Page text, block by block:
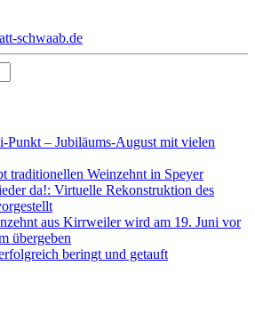
schwaab.de
Punkt – Jubiläums-August mit vielen
traditionellen Weinzehnt in Speyer
da!: Virtuelle Rekonstruktion des
aus Kirrweiler wird am 19. Juni vor
übergeben
beringt und getauft